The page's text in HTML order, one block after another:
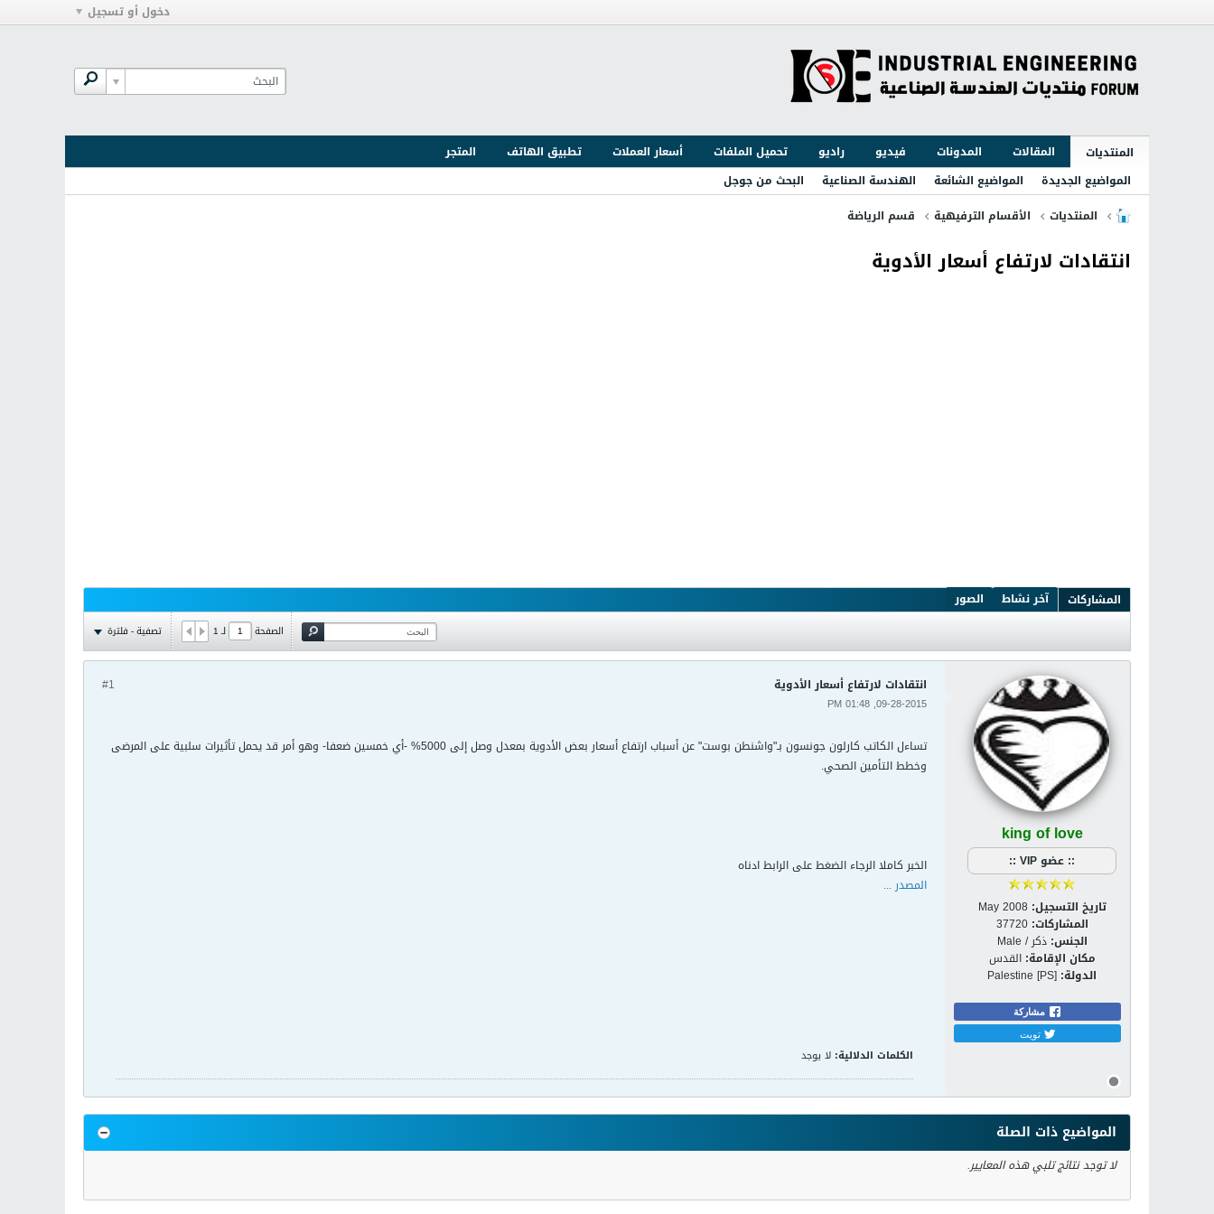
دخول أو تسجيل
المنتديات المقالات المدونات فيديو راديو تحميل الملفات أسعار العملات تطبيق الهاتف
المتجر
المواضيع الجديدة
المواضيع الشائعة الهندسة الصناعية
البحث من جوجل
المنتديات
الأقسام الترفيهية قسم الرياضة
انتقادات لارتفاع أسعار الأدوية
المشاركات آخر نشاط الصور
الصفحة لـ1 تصفية - فلترة
king of love
:: عضو VIP ::
تاريخ التسجيل: May 2008
المشاركات: 37720
الجنس: ذكر / Male
مكان الإقامة: القدس
الدولة: Palestine [PS]
مشاركة
تويت
#1 انتقادات لارتفاع أسعار الأدوية
09-28-2015, 01:48 PM
تساءل الكاتب كارلون جونسون بـ"واشنطن بوست" عن أسباب ارتفاع أسعار بعض الأدوية بمعدل وصل إلى 5000% -أي خمسين ضعفا- وهو أمر قد يحمل تأثيرات سلبية على المرضى
وخطط التأمين الصحي.
الخبر كاملا الرجاء الضغط على الرابط ادناه
المصدر ...
الكلمات الدلالية: لا يوجد
المواضيع ذات الصلة
لا توجد نتائج تلبي هذه المعايير.